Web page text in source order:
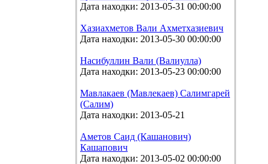
Дата находки: 2013-05-31 00:00:00
Хазиахметов Вали Ахметхазиевич
Дата находки: 2013-05-30 00:00:00
Насибуллин Вали (Валиулла)
Дата находки: 2013-05-23 00:00:00
Мавлакаев (Мавлекаев) Салимгарей
(Салим)
Дата находки: 2013-05-21
Аметов Саид (Кашанович)
Кашапович
Дата находки: 2013-05-02 00:00:00